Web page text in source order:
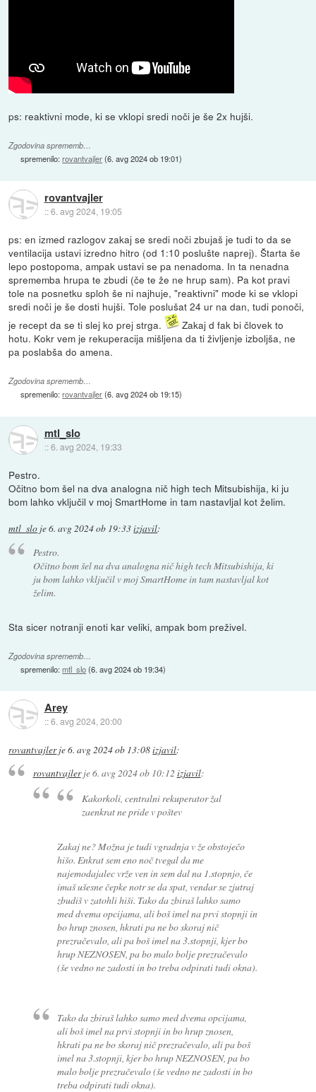
ps: reaktivni mode, ki se vklopi sredi noči je še 2x hujši.
Zgodovina sprememb…
spremenilo:rovantvajler(6. avg 2024 ob 19:01)
rovantvajler
::6. avg 2024, 19:05
ps: en izmed razlogov zakaj se sredi noči zbujaš je tudi to da se
ventilacija ustavi izredno hitro (od 1:10 poslušte naprej). Štarta še
lepo postopoma, ampak ustavi se pa nenadoma. In ta nenadna
sprememba hrupa te zbudi (če te že ne hrup sam). Pa kot pravi
tole na posnetku sploh še ni najhuje, "reaktivni" mode ki se vklopi
sredi noči je še dosti hujši. Tole poslušat 24 ur na dan, tudi ponoči,
je recept da se ti slej ko prej strga.
Zakaj d fak bi človek to
hotu. Kokr vem je rekuperacija mišljena da ti življenje izboljša, ne
pa poslabša do amena.
Zgodovina sprememb…
spremenilo:rovantvajler(6. avg 2024 ob 19:15)
mtl_slo
::6. avg 2024, 19:33
Pestro.
Očitno bom šel na dva analogna nič high tech Mitsubishija, ki ju
bom lahko vključil v moj SmartHome in tam nastavljal kot želim.
mtl_slo je6. avg 2024 ob 19:33izjavil:
Pestro.
Očitno bom šel na dva analogna nič high tech Mitsubishija, ki
ju bom lahko vključil v moj SmartHome in tam nastavljal kot
želim.
Sta sicer notranji enoti kar veliki, ampak bom preživel.
Zgodovina sprememb…
spremenilo:mtl_slo(6. avg 2024 ob 19:34)
Arey
::6. avg 2024, 20:00
rovantvajlerje6. avg 2024 ob 13:08izjavil:
rovantvajlerje6. avg 2024 ob 10:12 izjavil:
Kakorkoli, centralni rekuperator žal
zaenkrat ne pride v poštev
Zakaj ne? Možna je tudi vgradnja v že obstoječo
hišo. Enkrat sem eno noč tvegal da me
najemodajalec vrže ven in sem dal na 1.stopnjo, če
imaš ušesne čepke notr se da spat, vendar se zjutraj
zbudiš v zatohli hiši. Tako da zbiraš lahko samo
med dvema opcijama, ali boš imel na prvi stopnji in
bo hrup znosen, hkrati pa ne bo skoraj nič
prezračevalo, ali pa boš imel na 3.stopnji, kjer bo
hrup NEZNOSEN, pa bo malo bolje prezračevalo
(še vedno ne zadosti in bo treba odpirati tudi okna).
Tako da zbiraš lahko samo med dvema opcijama,
ali boš imel na prvi stopnji in bo hrup znosen,
hkrati pa ne bo skoraj nič prezračevalo, ali pa boš
imel na 3.stopnji, kjer bo hrup NEZNOSEN, pa bo
malo bolje prezračevalo (še vedno ne zadosti in bo
treba odpirati tudi okna).